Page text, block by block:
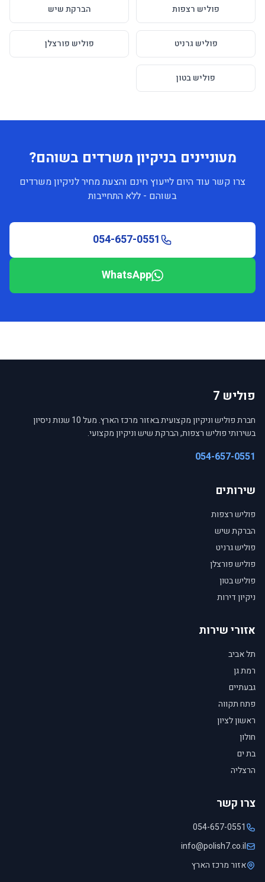
פוליש רצפות הברקת שיש
פוליש גרניט פוליש פורצלן
פוליש בטון
מעוניינים בניקיון משרדים בשוהם?
צרו קשר עוד היום לייעוץ חינם והצעת מחיר לניקיון משרדים
בשוהם - ללא התחייבות
054-657-0551
WhatsApp
פוליש 7
חברת פוליש וניקיון מקצועית באזור מרכז הארץ. מעל 10 שנות ניסיון
בשירותי פוליש רצפות, הברקת שיש וניקיון מקצועי.
054-657-0551
שירותים
פוליש רצפות
הברקת שיש
פוליש גרניט
פוליש פורצלן
פוליש בטון
ניקיון דירות
אזורי שירות
תל אביב
רמת גן
גבעתיים
פתח תקווה
ראשון לציון
חולון
בת ים
הרצליה
צרו קשר
054-657-0551
info@polish7.co.il
אזור מרכז הארץ